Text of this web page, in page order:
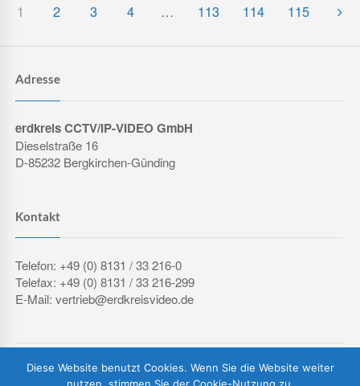
1 2 3 4 … 113 114 115
Adresse
erdkreis CCTV/IP-VIDEO GmbH
Dieselstraße 16
D-85232 Bergkirchen-Günding
Kontakt
Telefon: +49 (0) 8131 / 33 216-0
Telefax: +49 (0) 8131 / 33 216-299
E-Mail: vertrieb@erdkreisvideo.de
IMPRESSUM
DATENSCHUTZERKLÄRUNG AGB
Diese Website benutzt Cookies. Wenn Sie die Website weiter